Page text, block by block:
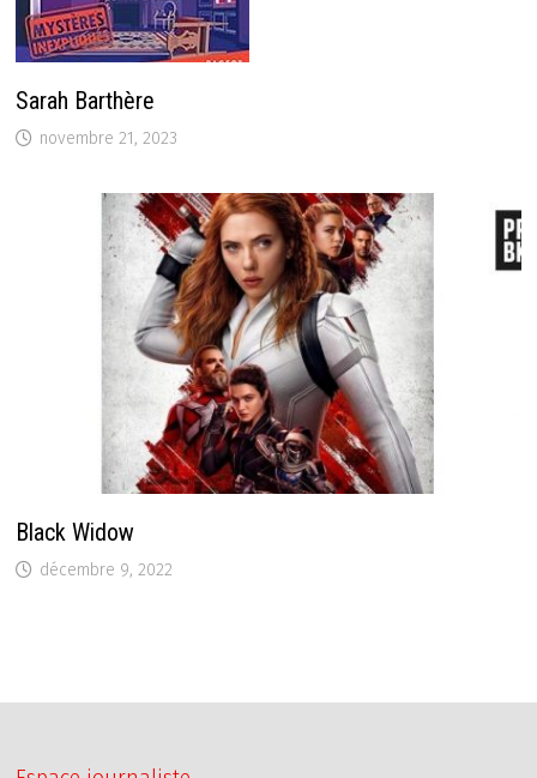
Sarah Barthère
novembre 21, 2023
Black Widow
décembre 9, 2022